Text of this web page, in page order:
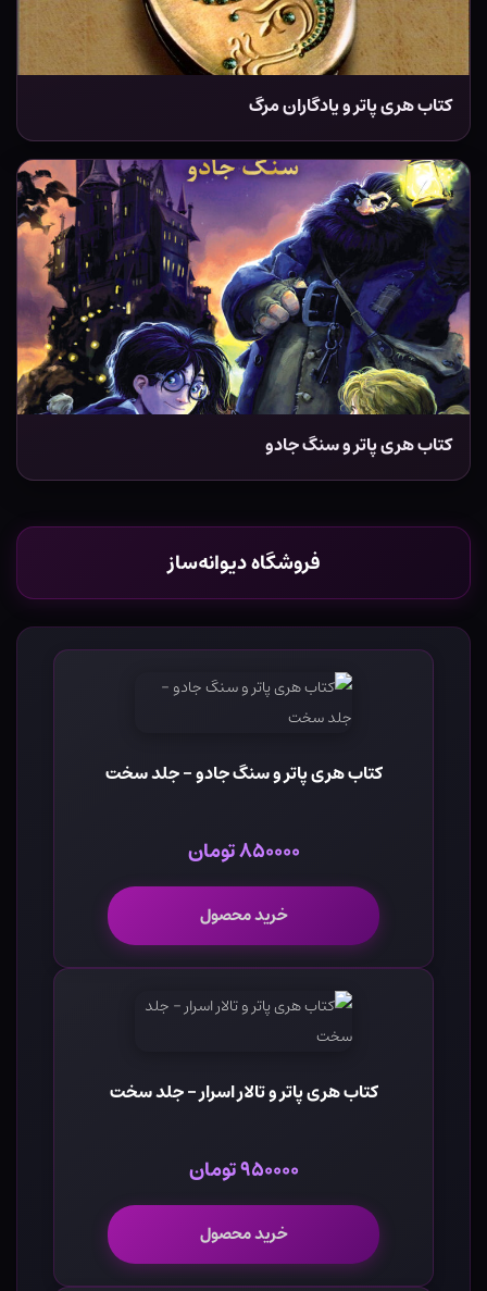
کتاب هری پاتر و یادگاران مرگ
کتاب هری پاتر و سنگ جادو
فروشگاه دیوانه‌ساز
کتاب هری پاتر و سنگ جادو - جلد سخت
۸۵۰۰۰۰ تومان
خرید محصول
کتاب هری پاتر و تالار اسرار - جلد سخت
۹۵۰۰۰۰ تومان
خرید محصول